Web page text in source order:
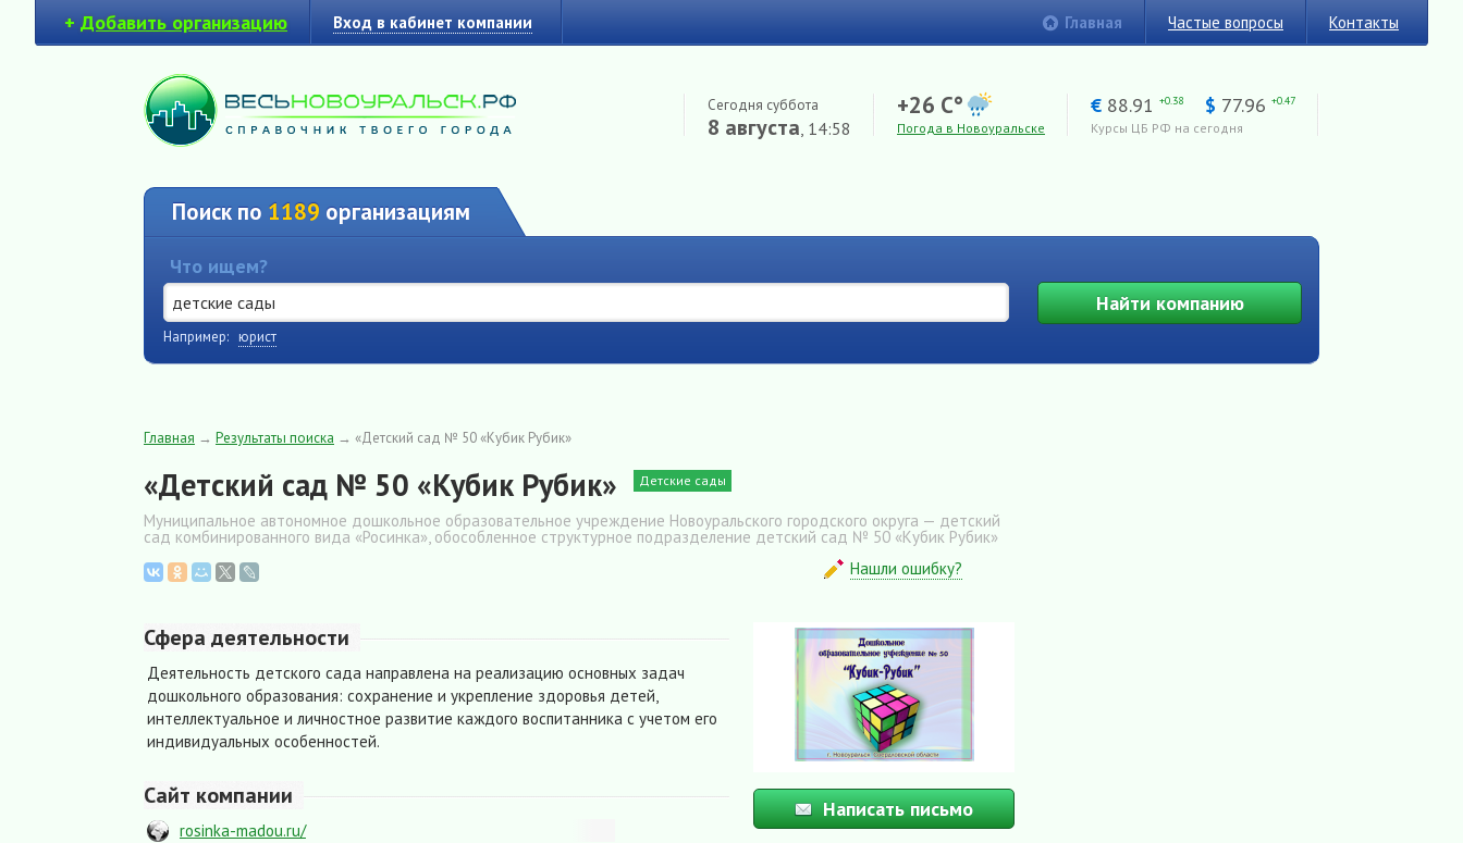
+ Добавить организацию Вход в кабинет компании Главная Частые вопросы Контакты
Сегодня суббота
8 августа, 14:58
+26 C°
Погода в Новоуральске
€ 88.91 +0.38 $ 77.96 +0.47
Курсы ЦБ РФ на сегодня
Поиск по 1189 организациям
Что ищем?
Найтикомпанию
Например: юрист
Главная → Результаты поиска → «Детский сад № 50 «Кубик Рубик»
«Детский сад № 50 «Кубик Рубик» Детские сады
Муниципальное автономное дошкольное образовательное учреждение Новоуральского городского округа — детский
сад комбинированного вида «Росинка», обособленное структурное подразделение детский сад № 50 «Кубик Рубик»
Нашли ошибку?
Сфера деятельности
Деятельность детского сада направлена на реализацию основных задач
дошкольного образования: сохранение и укрепление здоровья детей,
интеллектуальное и личностное развитие каждого воспитанника с учетом его
индивидуальных особенностей.
Сайт компании
rosinka-madou.ru/
Написать письмо